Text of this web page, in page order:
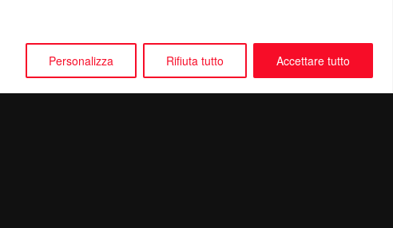
Personalizza Rifiuta tutto Accettare tutto